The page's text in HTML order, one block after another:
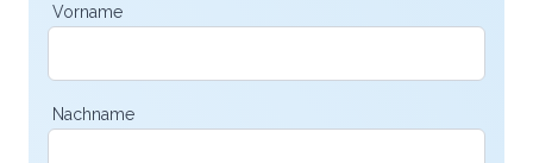
Vorname
Nachname